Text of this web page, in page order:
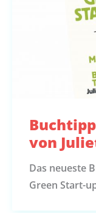
von
Das neueste
Green Start-